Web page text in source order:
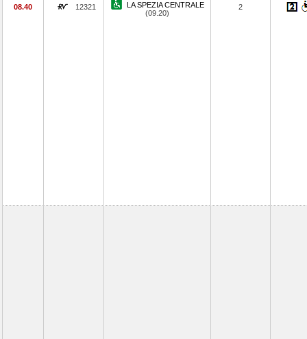
08.40 12321
LA SPEZIA CENTRALE
(09.20)
2